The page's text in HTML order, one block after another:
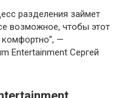
разделения займет
возможное, чтобы этот
—
Entertainment Сергей